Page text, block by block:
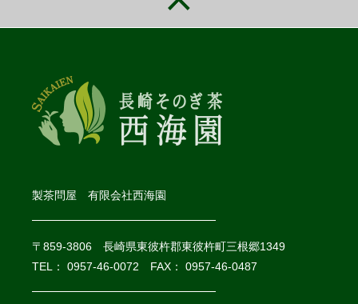
製茶問屋 有限会社西海園
〒859-3806 長崎県東彼杵郡東彼杵町三根郷1349
TEL： 0957-46-0072 FAX： 0957-46-0487